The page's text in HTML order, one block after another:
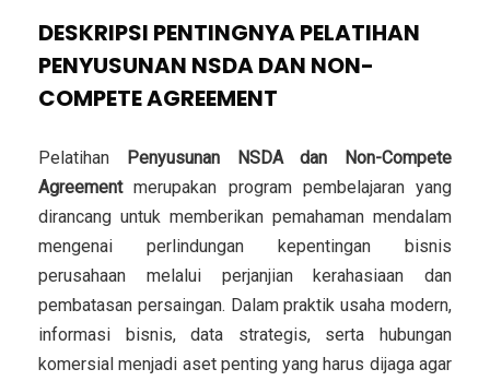
DESKRIPSI PENTINGNYA PELATIHAN
PENYUSUNAN NSDA DAN NON-
COMPETE AGREEMENT
Pelatihan
Penyusunan NSDA dan Non-Compete
Agreementmerupakan program pembelajaran yang
dirancang untuk memberikan pemahaman mendalam
mengenai perlindungan kepentingan bisnis
perusahaan melalui perjanjian kerahasiaan dan
pembatasan persaingan. Dalam praktik usaha modern,
informasi bisnis, data strategis, serta hubungan
komersial menjadi aset penting yang harus dijaga agar